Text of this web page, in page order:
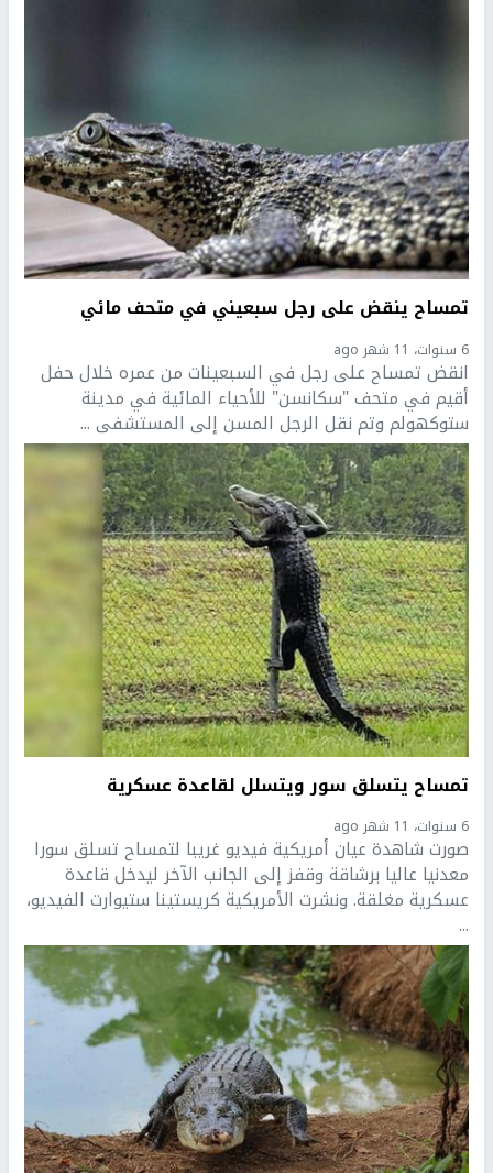
تمساح ينقض على رجل سبعيني في متحف مائي
6 سنوات، 11 شهر ago
انقض تمساح على رجل في السبعينات من عمره خلال حفل
أقيم في متحف "سكانسن" للأحياء المائية في مدينة
ستوكهولم وتم نقل الرجل المسن إلى المستشفى ...
تمساح يتسلق سور ويتسلل لقاعدة عسكرية
6 سنوات، 11 شهر ago
صورت شاهدة عيان أمريكية فيديو غريبا لتمساح تسلق سورا
معدنيا عاليا برشاقة وقفز إلى الجانب الآخر ليدخل قاعدة
عسكرية مغلقة. ونشرت الأمريكية كريستينا ستيوارت الفيديو،
...